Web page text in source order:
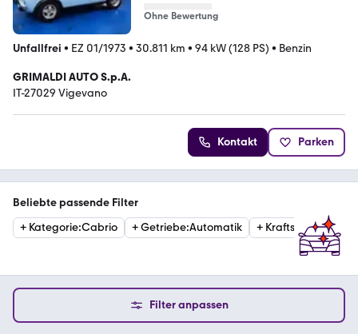
Ohne Bewertung
Unfallfrei • EZ 01/1973 • 30.811 km • 94 kW (128 PS) • Benzin
GRIMALDI AUTO S.p.A.
IT-27029 Vigevano
Kontakt Parken
Beliebte passende Filter
+ Kategorie:Cabrio +Getriebe:Automatik + Kraftstoffart:
Filter anpassen